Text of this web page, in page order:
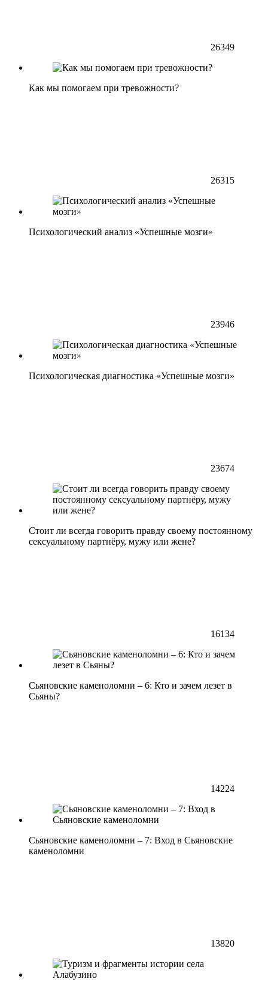
26349
Как мы помогаем при тревожности?
26315
Психологический анализ «Успешные мозги»
23946
Психологическая диагностика «Успешные мозги»
23674
Стоит ли всегда говорить правду своему постоянному
сексуальному партнёру, мужу или жене?
16134
Сьяновские каменоломни – 6: Кто и зачем лезет в
Сьяны?
14224
Сьяновские каменоломни – 7: Вход в Сьяновские
каменоломни
13820